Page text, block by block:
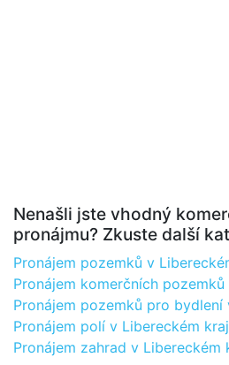
Nenašli jste vhodný
pronájmu? Zkuste další
Pronájem pozemků v
Pronájem komerčních
Pronájem pozemků pro bydlení
Pronájem polí v Libereckém
Pronájem zahrad v Libereckém